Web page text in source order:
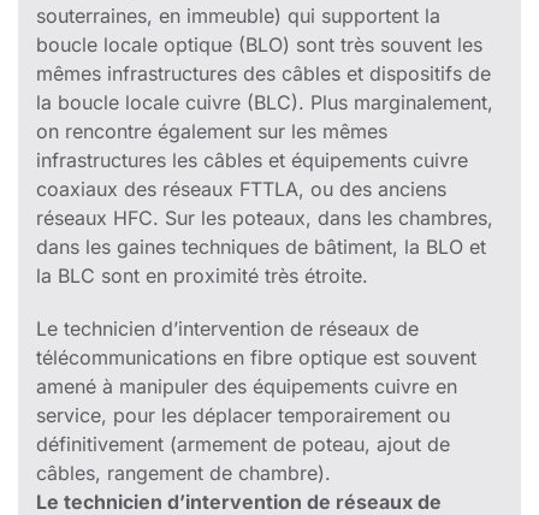
souterraines, en immeuble) qui supportent la
boucle locale optique (BLO) sont très souvent les
mêmes infrastructures des câbles et dispositifs de
la boucle locale cuivre (BLC). Plus marginalement,
on rencontre également sur les mêmes
infrastructures les câbles et équipements cuivre
coaxiaux des réseaux FTTLA, ou des anciens
réseaux HFC. Sur les poteaux, dans les chambres,
dans les gaines techniques de bâtiment, la BLO et
la BLC sont en proximité très étroite.
Le technicien d’intervention de réseaux de
télécommunications en fibre optique est souvent
amené à manipuler des équipements cuivre en
service, pour les déplacer temporairement ou
définitivement (armement de poteau, ajout de
câbles, rangement de chambre).
Le technicien d’intervention de réseaux de